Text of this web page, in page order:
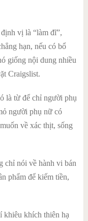
vị là “làm đĩ”,
hạn, nếu có bổ
giống nội dung nhiều
Craigslist.
là từ để chỉ người phụ
người phụ nữ có
về xác thịt, sống
chỉ nói về hành vi bán
phẩm để kiếm tiền,
khiêu khích thiên hạ